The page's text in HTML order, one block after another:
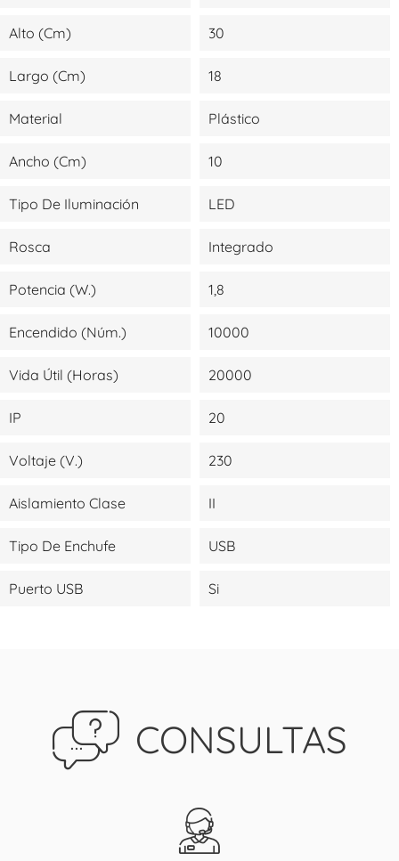
Alto (cm) 30
Largo (cm) 18
Material Plástico
Ancho (cm) 10
Tipo De Iluminación LED
Rosca Integrado
Potencia (W.) 1,8
Encendido (Núm.) 10000
Vida Útil (Horas) 20000
IP 20
Voltaje (V.) 230
Aislamiento Clase II
Tipo De Enchufe USB
Puerto USB Si
CONSULTAS